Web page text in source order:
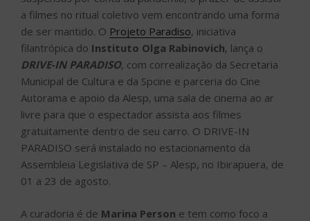
a filmes no ritual coletivo vem encontrando uma forma
de ser mantido. O Projeto Paradiso, iniciativa
filantrópica do Instituto Olga Rabinovich, lança o
DRIVE-IN PARADISO, com correalização da Secretaria
Municipal de Cultura e da Spcine e parceria do Cine
Autorama e apoio da Alesp, uma sala de cinema ao ar
livre para que o espectador assista aos filmes
gratuitamente dentro de seu carro. O DRIVE-IN
PARADISO será instalado no estacionamento da
Assembleia Legislativa de SP – Alesp, no Ibirapuera, de
01 a 23 de agosto.
A curadoria é de Marina Person e tem como foco a